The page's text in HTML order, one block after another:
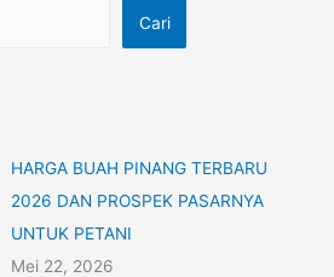
Cari
HARGA BUAH PINANG TERBARU
2026 DAN PROSPEK PASARNYA
UNTUK PETANI
Mei 22, 2026